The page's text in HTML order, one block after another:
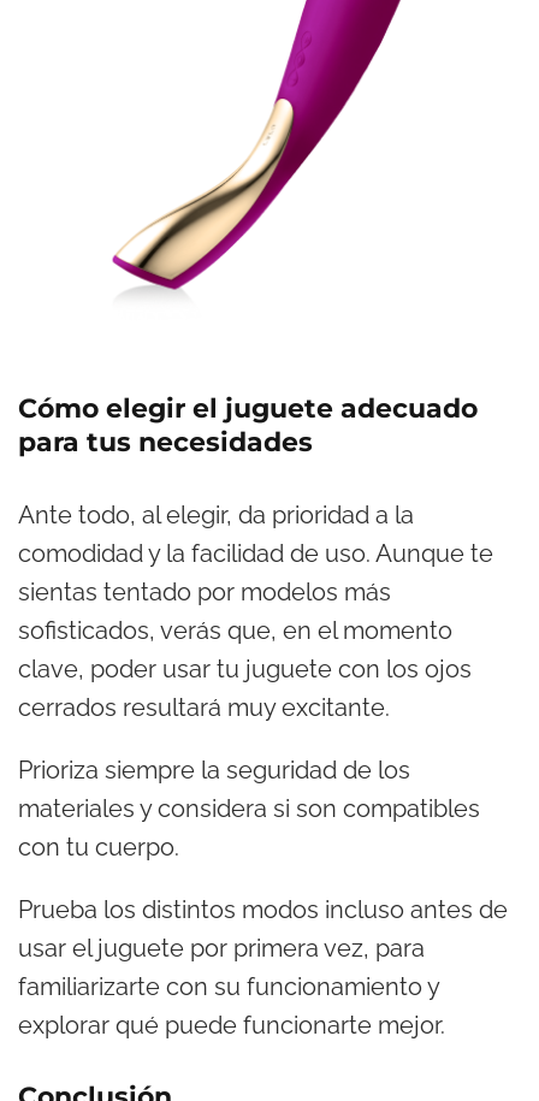
Cómo elegir el juguete adecuado
para tus necesidades
Ante todo, al elegir, da prioridad a la
comodidad y la facilidad de uso. Aunque te
sientas tentado por modelos más
sofisticados, verás que, en el momento
clave, poder usar tu juguete con los ojos
cerrados resultará muy excitante.
Prioriza siempre la seguridad de los
materiales y considera si son compatibles
con tu cuerpo.
Prueba los distintos modos incluso antes de
usar el juguete por primera vez, para
familiarizarte con su funcionamiento y
explorar qué puede funcionarte mejor.